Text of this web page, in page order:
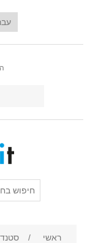
ראשי /